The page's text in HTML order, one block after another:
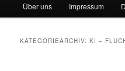
Über uns Impressum
KATEGORIEARCHIV:KI –